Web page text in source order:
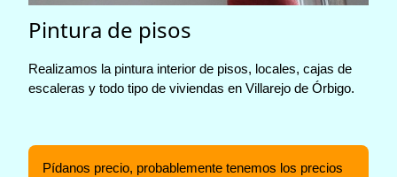
Pintura de pisos
Realizamos la pintura interior de pisos, locales, cajas de
escaleras y todo tipo de viviendas en Villarejo de Órbigo.
Pídanos precio, probablemente tenemos los precios